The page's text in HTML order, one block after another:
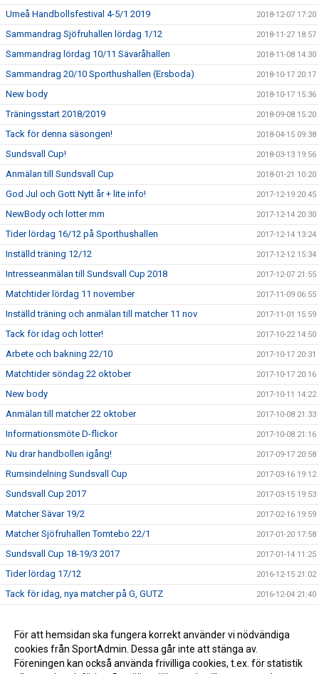
Umeå Handbollsfestival 4-5/1 2019 2018-12-07 17:20
Sammandrag Sjöfruhallen lördag 1/12 2018-11-27 18:57
Sammandrag lördag 10/11 Sävaråhallen 2018-11-08 14:30
Sammandrag 20/10 Sporthushallen (Ersboda) 2018-10-17 20:17
New body 2018-10-17 15:36
Träningsstart 2018/2019 2018-09-08 15:20
Tack för denna säsongen! 2018-04-15 09:38
Sundsvall Cup! 2018-03-13 19:56
Anmälan till Sundsvall Cup 2018-01-21 10:20
God Jul och Gott Nytt år + lite info! 2017-12-19 20:45
NewBody och lotter mm 2017-12-14 20:30
Tider lördag 16/12 på Sporthushallen 2017-12-14 13:24
Inställd träning 12/12 2017-12-12 15:34
Intresseanmälan till Sundsvall Cup 2018 2017-12-07 21:55
Matchtider lördag 11 november 2017-11-09 06:55
Inställd träning och anmälan till matcher 11 nov 2017-11-01 15:59
Tack för idag och lotter! 2017-10-22 14:50
Arbete och bakning 22/10 2017-10-17 20:31
Matchtider söndag 22 oktober 2017-10-17 20:16
New body 2017-10-11 14:22
Anmälan till matcher 22 oktober 2017-10-08 21:33
Informationsmöte D-flickor 2017-10-08 21:16
Nu drar handbollen igång! 2017-09-17 20:58
Rumsindelning Sundsvall Cup 2017-03-16 19:12
Sundsvall Cup 2017 2017-03-15 19:53
Matcher Sävar 19/2 2017-02-16 19:59
Matcher Sjöfruhallen Tomtebo 22/1 2017-01-20 17:58
Sundsvall Cup 18-19/3 2017 2017-01-14 11:25
Tider lördag 17/12 2016-12-15 21:02
Tack för idag, nya matcher på G, GUTZ 2016-12-04 21:40
Nya spelare 2016-09-24 11:21
Säsongsstart 16/17 2016-09-15 21:24
För att hemsidan ska fungera korrekt använder vi nödvändiga
cookies från SportAdmin. Dessa går inte att stänga av.
Föreningen kan också använda frivilliga cookies, t.ex. för statistik